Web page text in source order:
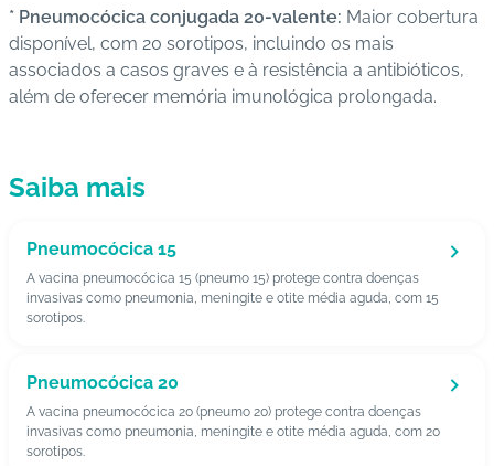
B
lo
g
o
ta
t
o
ai
x
e
o
* Pneumocócica conjugada 20-valente: Maior cobertura
disponível, com 20 sorotipos, incluindo os mais
associados a casos graves e à resistência a antibióticos,
além de oferecer memória imunológica prolongada.
Saiba mais
Pneumocócica 15
A vacina pneumocócica 15 (pneumo 15) protege contra doenças
invasivas como pneumonia, meningite e otite média aguda, com 15
sorotipos.
Pneumocócica 20
A vacina pneumocócica 20 (pneumo 20) protege contra doenças
invasivas como pneumonia, meningite e otite média aguda, com 20
sorotipos.